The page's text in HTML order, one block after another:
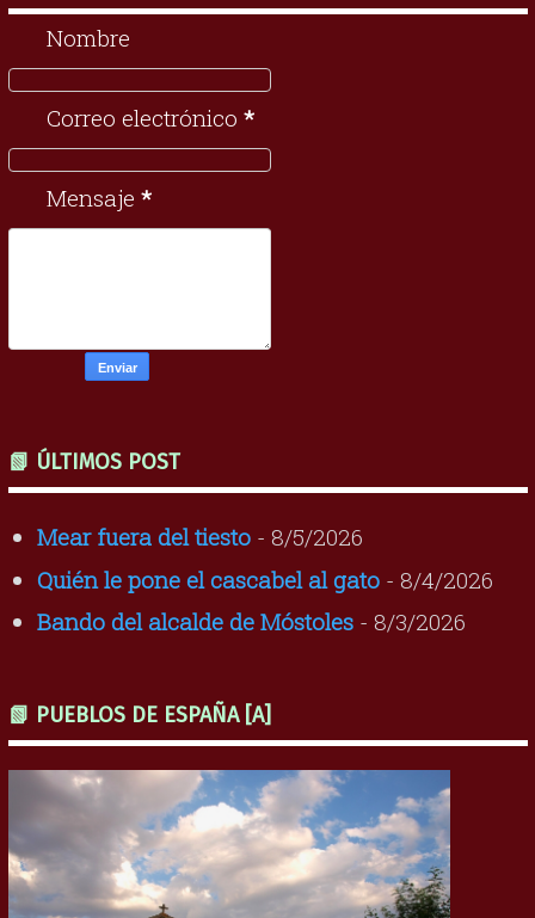
Nombre
Correo electrónico *
Mensaje *
📗 ÚLTIMOS POST
Mear fuera del tiesto- 8/5/2026
Quién le pone el cascabel al gato- 8/4/2026
Bando del alcalde de Móstoles- 8/3/2026
📗 PUEBLOS DE ESPAÑA [A]